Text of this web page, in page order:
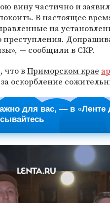
вину частично и
В настоящее
на
преступления.
— сообщили в СКР.
что вПриморском крае
оскорбление
для вас, — в «Ленте